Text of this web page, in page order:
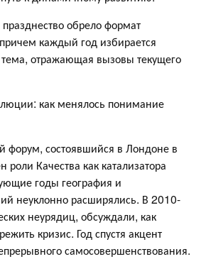
обрело формат
каждый год избирается
отражающая вызовы текущего
как менялось понимание
форум, состоявшийся в Лондоне в
Качества как катализатора
годы география и
неуклонно расширялись. В 2010-
неурядиц, обсуждали, как
кризис. Год спустя акцент
самосовершенствования.